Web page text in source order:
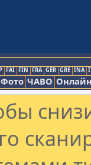
FAI FIN FRA GER GRE INA
Фото ЧАВО